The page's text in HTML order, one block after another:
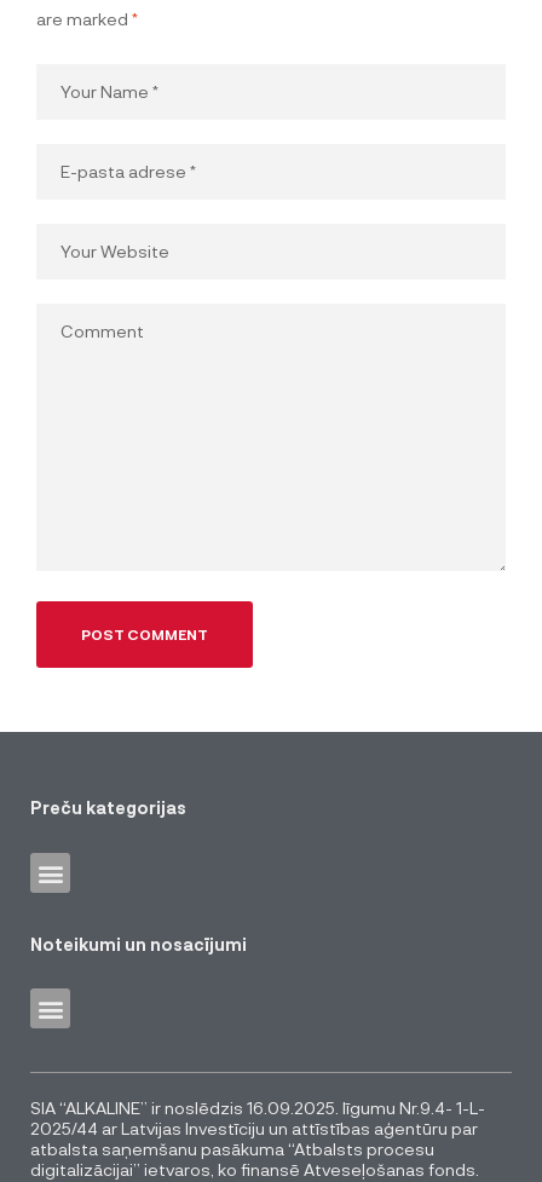
are marked *
Preču kategorijas
Noteikumi un nosacījumi
SIA “ALKALINE” ir noslēdzis 16.09.2025. līgumu Nr.9.4- 1-L-
2025/44 ar Latvijas Investīciju un attīstības aģentūru par
atbalsta saņemšanu pasākuma “Atbalsts procesu
digitalizācijai” ietvaros, ko finansē Atveseļošanas fonds.